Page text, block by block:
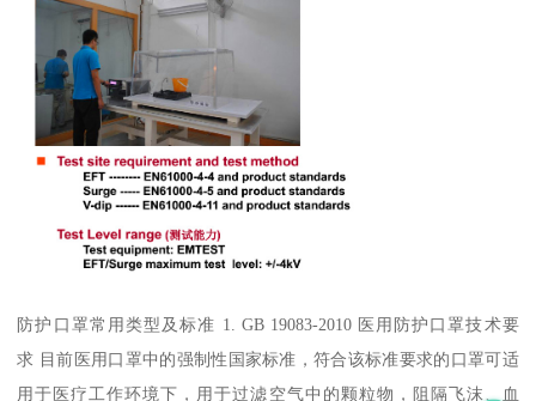
防护口罩常用类型及标准 1. GB 19083-2010 医用防护口罩技术要
求 目前医用口罩中的强制性国家标准，符合该标准要求的口罩可适
用于医疗工作环境下，用于过滤空气中的颗粒物，阻隔飞沫、血